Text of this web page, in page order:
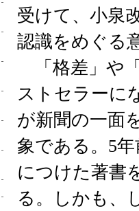
受けて、小泉
認識をめぐる
「格差」や
ストセラーに
が新聞の一面
象である。5
につけた著書
る。しかも、